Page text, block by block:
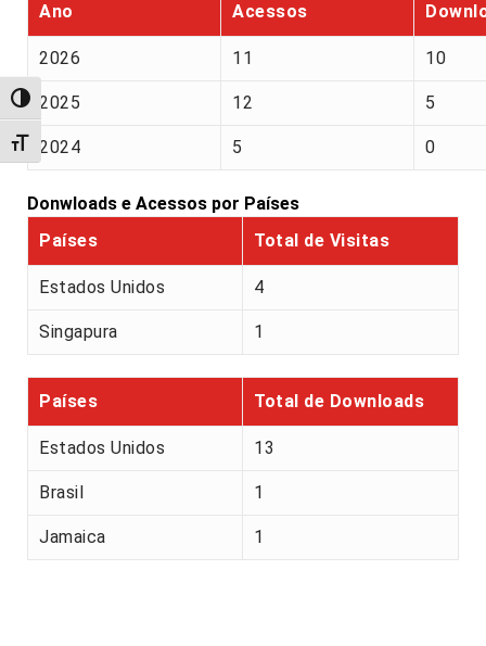
Alternar alto contraste
Alternar tamanho da fonte
Ano Acessos
2026 11 10
2025 12 5
2024 5 0
Donwloads e Acessos por Países
Países
Total de Visitas
Estados Unidos 4
Singapura 1
Países Total de Downloads
Estados Unidos 13
Brasil 1
Jamaica 1